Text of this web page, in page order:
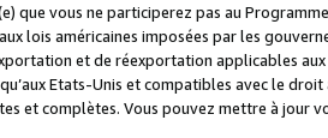
que vous ne participerez pas au
lois américaines imposées par les
et de réexportation applicables
Etats-Unis et compatibles avec le
et complètes. Vous pouvez mettre à jour